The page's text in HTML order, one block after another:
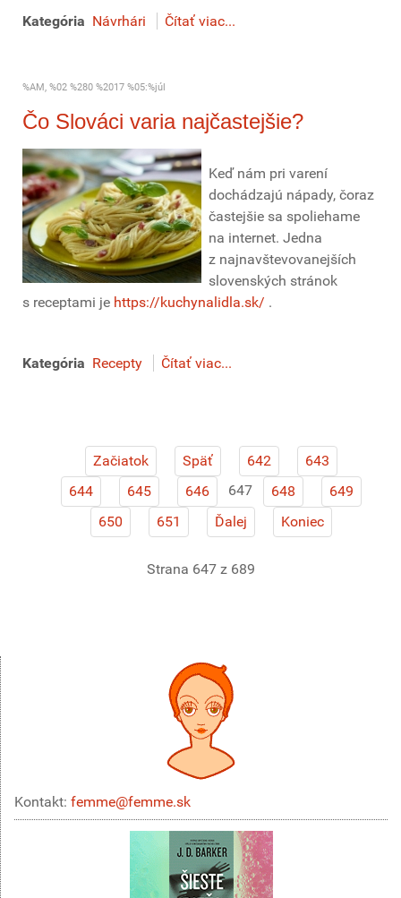
Kategória Návrhári Čítať viac...
%AM, %02 %280 %2017 %05:%júl
Čo Slováci varia najčastejšie?
Keď nám pri varení
dochádzajú nápady, čoraz
častejšie sa spoliehame
na internet. Jedna
z najnavštevovanejších
slovenských stránok
s receptami je https://kuchynalidla.sk/ .
Kategória Recepty Čítať viac...
Začiatok Späť 642
643
644
645 646 647 648
649
650
651 Ďalej Koniec
Strana 647 z 689
Kontakt: femme@femme.sk